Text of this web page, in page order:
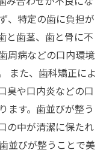
、特定の歯に負担が
と歯茎、歯と骨に不
周病などの口内環境
また、歯科矯正によ
臭や口内炎などの口
ます。歯並びが整う
の中が清潔に保たれ
並びが整うことで美